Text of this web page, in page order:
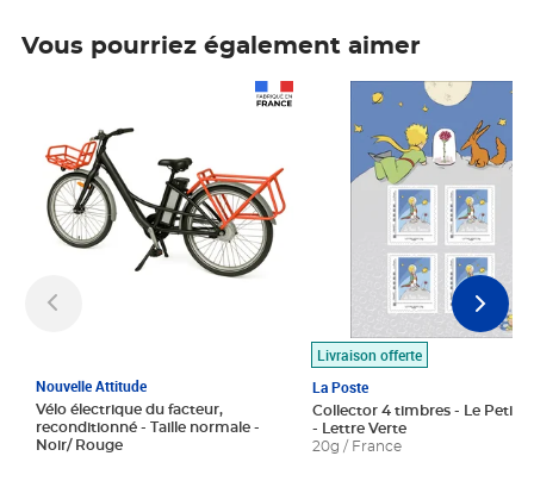
Vous pourriez également aimer
Nouvelle Attitude
Vélo électrique du facteur,
reconditionné - Taille normale -
Noir/ Rouge
Livraison offerte
La Poste
Collector 4 timbres - Le Petit
- Lettre Verte
20g / France
Prix 7,50€